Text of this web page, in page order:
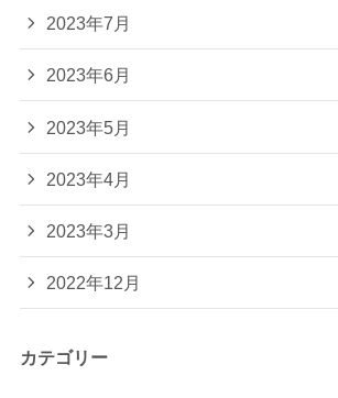
2023年7月
2023年6月
2023年5月
2023年4月
2023年3月
2022年12月
カテゴリー